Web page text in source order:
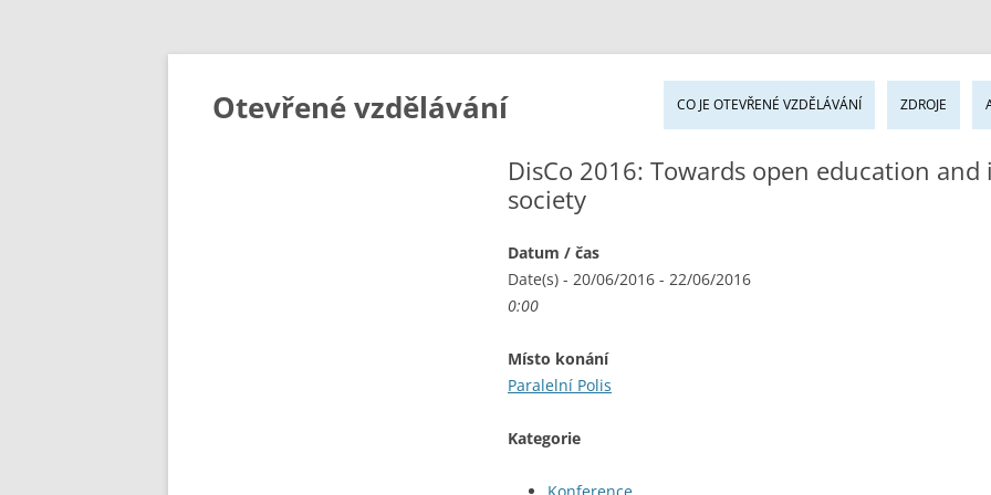
Otevřené vzdělávání CO JE OTEVŘENÉ VZDĚLÁVÁNÍ ZDROJE
DisCo 2016: Towards open education
society
Datum / čas
Date(s) - 20/06/2016 - 22/06/2016
0:00
Místo konání
Paralelní Polis
Kategorie